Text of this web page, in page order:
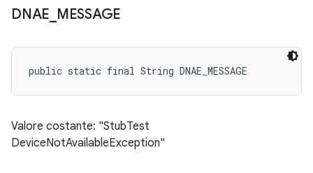
DNAE MESSAGE
public static final String DNAE_MESSAGE
Valore costante: "StubTest
DeviceNotAvailableException"